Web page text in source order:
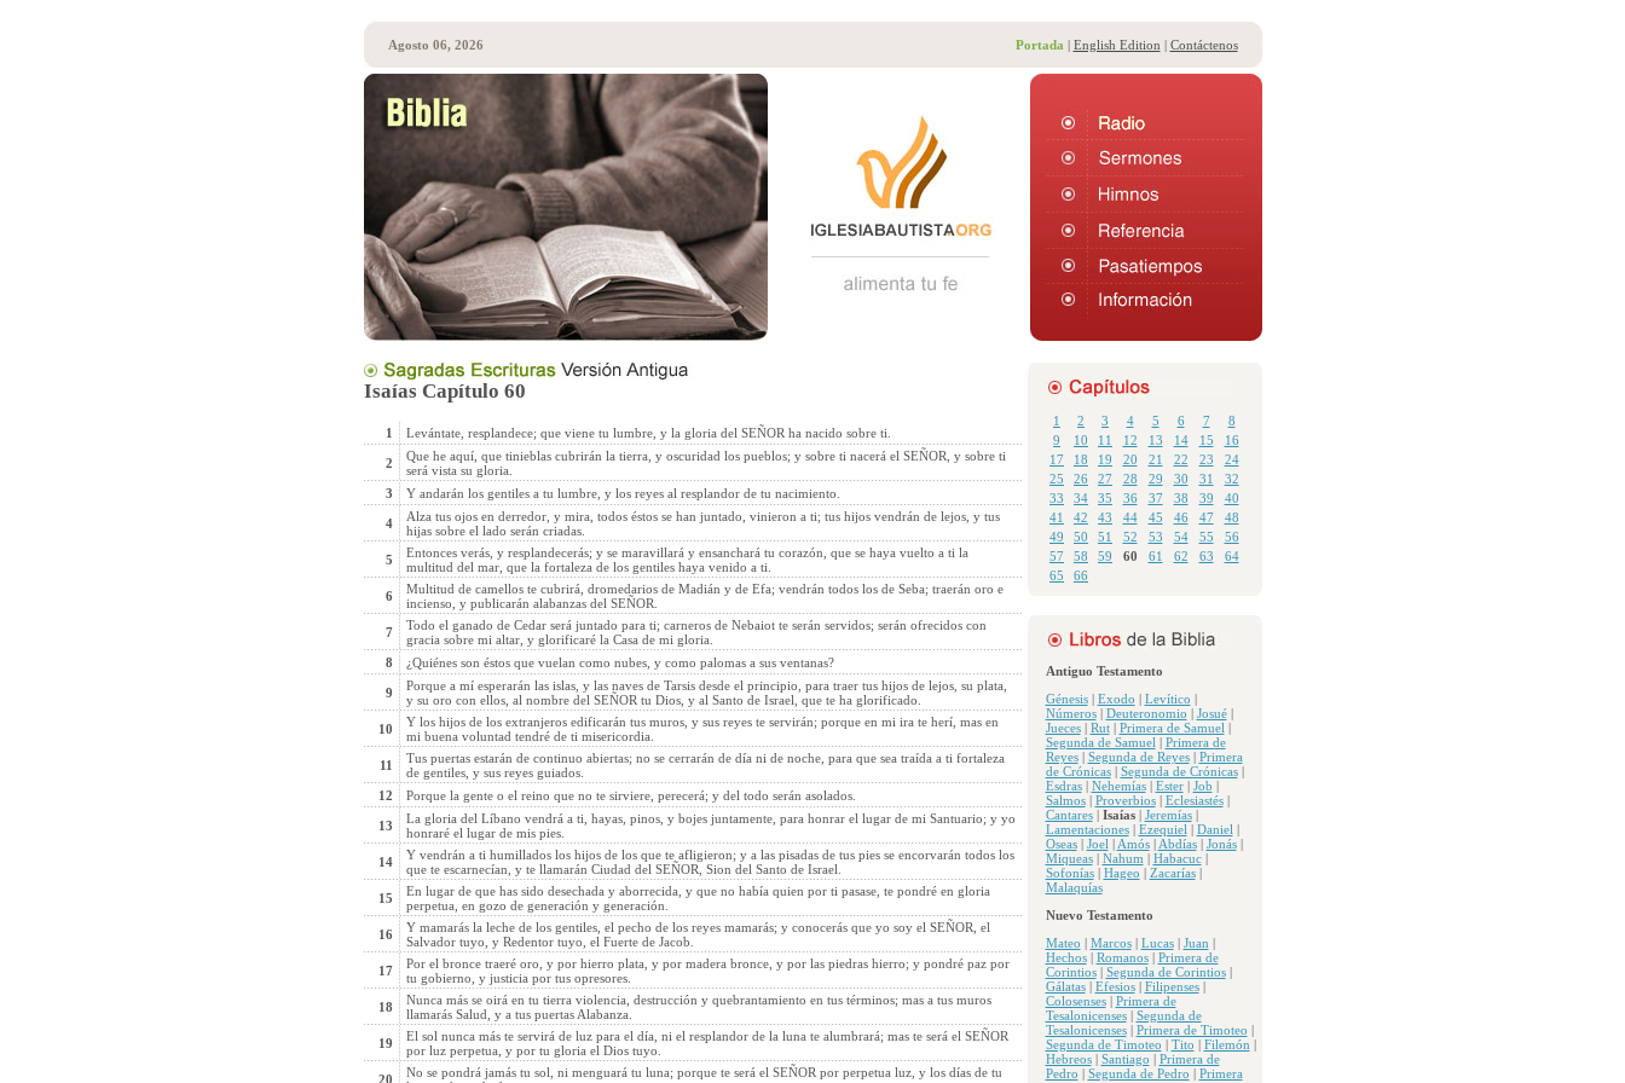
Agosto 06, 2026 Portada | English Edition | Contáctenos
1 2 3 4 5 6 7
8
9
10 11 12 13 14 15
16
17
18 19 20 21 22 23
24
25
26 27 28 29 30 31
32
33
34 35 36 37 38 39
40
41
42 43 44 45 46 47
48
49
50 51 52 53 54 55
56
57
58 59 60 61 62 63
64
65
66
Antiguo Testamento
Génesis| Exodo | Levítico |
Números| Deuteronomio | Josué|
Jueces| Rut| Primera de Samuel |
Segunda de Samuel | Primera de
Reyes| Segunda de Reyes| Primera
de Crónicas| Segunda de Crónicas|
Esdras| Nehemías| Ester| Job |
Salmos| Proverbios| Eclesiastés|
Cantares| Isaías| Jeremías|
Lamentaciones| Ezequiel | Daniel |
Oseas| Joel | Amós| Abdías| Jonás|
Miqueas| Nahum | Habacuc|
Sofonías| Hageo | Zacarías|
Malaquías
Nuevo Testamento
Mateo | Marcos| Lucas| Juan |
Hechos| Romanos| Primera de
Corintios| Segunda de Corintios|
Gálatas| Efesios| Filipenses|
Colosenses| Primera de
Tesalonicenses| Segunda de
Tesalonicenses| Primera de Timoteo |
Segunda de Timoteo | Tito | Filemón |
Hebreos| Santiago | Primera de
Pedro | Segunda de Pedro | Primera
Isaías Capítulo 60
1 Levántate, resplandece; que viene tu lumbre, y la gloria del SEÑOR ha nacido sobre ti.
2
Que he aquí, que tinieblas cubrirán la tierra, y oscuridad los pueblos; y sobre ti nacerá el SEÑOR, y sobre ti
será vista su gloria.
3
Y andarán los gentiles a tu lumbre, y los reyes al resplandor de tu nacimiento.
4
Alza tus ojos en derredor, y mira, todos éstos se han juntado, vinieron a ti; tus hijos vendrán de lejos, y tus
hijas sobre el lado serán criadas.
5
Entonces verás, y resplandecerás; y se maravillará y ensanchará tu corazón, que se haya vuelto a ti la
multitud del mar, que la fortaleza de los gentiles haya venido a ti.
6
Multitud de camellos te cubrirá, dromedarios de Madián y de Efa; vendrán todos los de Seba; traerán oro e
incienso, y publicarán alabanzas del SEÑOR.
7
Todo el ganado de Cedar será juntado para ti; carneros de Nebaiot te serán servidos; serán ofrecidos con
gracia sobre mi altar, y glorificaré la Casa de mi gloria.
8
¿Quiénes son éstos que vuelan como nubes, y como palomas a sus ventanas?
9
Porque a mí esperarán las islas, y las naves de Tarsis desde el principio, para traer tus hijos de lejos, su plata,
y su oro con ellos, al nombre del SEÑOR tu Dios, y al Santo de Israel, que te ha glorificado.
10
Y los hijos de los extranjeros edificarán tus muros, y sus reyes te servirán; porque en mi ira te herí, mas en
mi buena voluntad tendré de ti misericordia.
11
Tus puertas estarán de continuo abiertas; no se cerrarán de día ni de noche, para que sea traída a ti fortaleza
de gentiles, y sus reyes guiados.
12
Porque la gente o el reino que no te sirviere, perecerá; y del todo serán asolados.
13
La gloria del Líbano vendrá a ti, hayas, pinos, y bojes juntamente, para honrar el lugar de mi Santuario; y yo
honraré el lugar de mis pies.
14
Y vendrán a ti humillados los hijos de los que te afligieron; y a las pisadas de tus pies se encorvarán todos los
que te escarnecían, y te llamarán Ciudad del SEÑOR, Sion del Santo de Israel.
15
En lugar de que has sido desechada y aborrecida, y que no había quien por ti pasase, te pondré en gloria
perpetua, en gozo de generación y generación.
16
Y mamarás la leche de los gentiles, el pecho de los reyes mamarás; y conocerás que yo soy el SEÑOR, el
Salvador tuyo, y Redentor tuyo, el Fuerte de Jacob.
17
Por el bronce traeré oro, y por hierro plata, y por madera bronce, y por las piedras hierro; y pondré paz por
tu gobierno, y justicia por tus opresores.
18
Nunca más se oirá en tu tierra violencia, destrucción y quebrantamiento en tus términos; mas a tus muros
llamarás Salud, y a tus puertas Alabanza.
19
El sol nunca más te servirá de luz para el día, ni el resplandor de la luna te alumbrará; mas te será el SEÑOR
por luz perpetua, y por tu gloria el Dios tuyo.
20
No se pondrá jamás tu sol, ni menguará tu luna; porque te será el SEÑOR por perpetua luz, y los días de tu